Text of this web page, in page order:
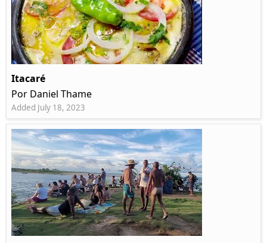
Itacaré
Por Daniel Thame
Added July 18, 2023